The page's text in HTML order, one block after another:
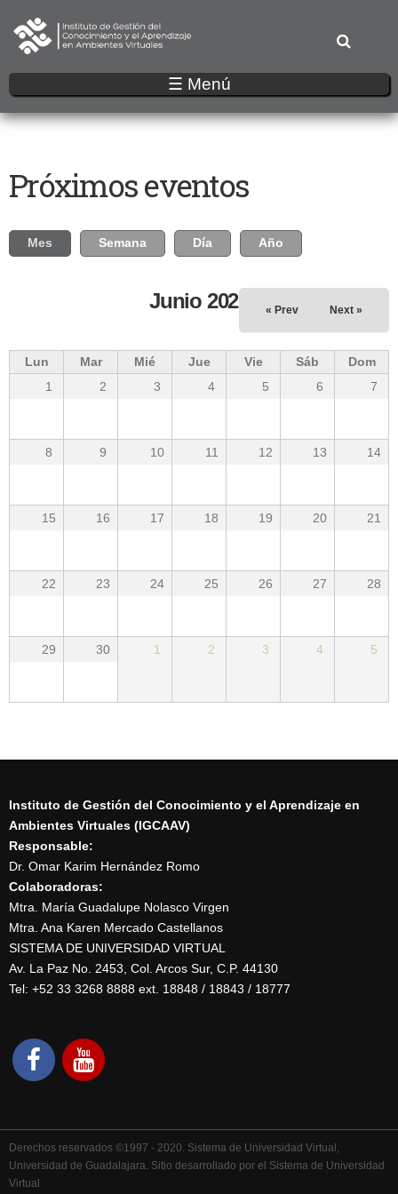
al
contenido
principal
☰ Menú
Próximos eventos
Solapas principales
Mes (solapa activa)
Semana Día Año
Junio 2026 « Prev Next »
Lun Mar Mié Jue Vie Sáb
Dom
1
2 3 4 5 6 7
8 9 10 11 12 13 14
15 16 17 18 19 20 21
22 23 24 25 26 27 28
29 30 1 2 3 4 5
Instituto de Gestión del Conocimiento y el Aprendizaje en
Ambientes Virtuales (IGCAAV)
Responsable:
Dr. Omar Karim Hernández Romo
Colaboradoras:
Mtra. María Guadalupe Nolasco Virgen
Mtra. Ana Karen Mercado Castellanos
SISTEMA DE UNIVERSIDAD VIRTUAL
Av. La Paz No. 2453, Col. Arcos Sur, C.P. 44130
Tel: +52 33 3268 8888‏ ext. 18848 / 18843 / 18777
Derechos reservados ©1997 - 2020. Sistema de Universidad Virtual,
Universidad de Guadalajara. Sitio desarrollado por el Sistema de Universidad
Virtual